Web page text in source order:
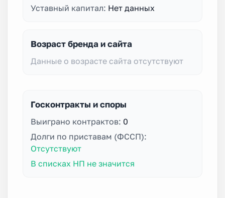
Уставный капитал: Нет данных
Возраст бренда и сайта
Данные о возрасте сайта отсутствуют
Госконтракты и споры
Выиграно контрактов: 0
Долги по приставам (ФССП):
Отсутствуют
В списках НП не значится